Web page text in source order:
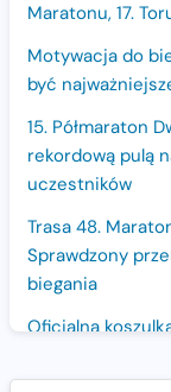
Maratonu, 17.
Motywacja do
być
15. Półmaraton
rekordową pulą
uczestników
Trasa 48.
Sprawdzony
biegania
Oficjalna